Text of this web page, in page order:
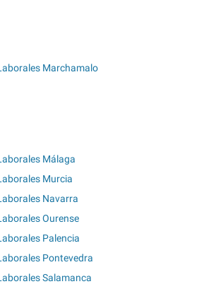
Marchamalo
Málaga
Murcia
Navarra
Ourense
Palencia
Pontevedra
Salamanca